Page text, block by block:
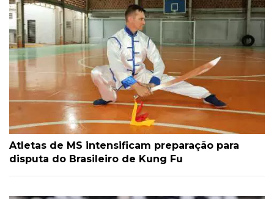
Atletas de MS intensificam preparação para
disputa do Brasileiro de Kung Fu